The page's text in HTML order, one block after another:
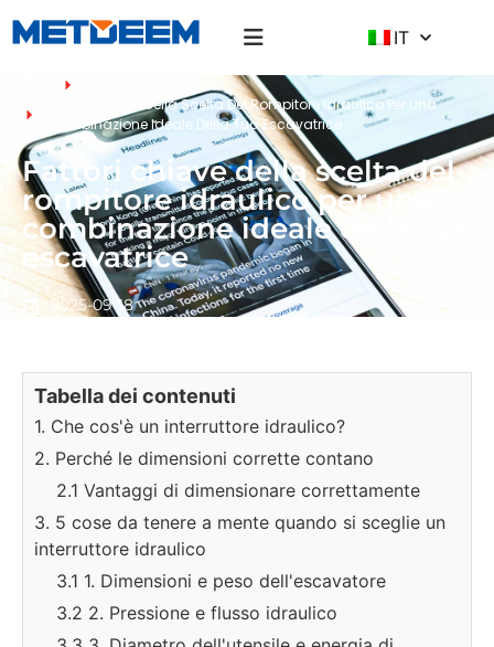
IT
Fattori Chiave Della Scelta Del Rompitore Idraulico Per Una
Combinazione Ideale Della Tua Escavatrice
Fattori chiave della scelta del
rompitore idraulico per una
combinazione ideale della tua
escavatrice
2025-09-18
Tabella dei contenuti
1. Che cos'è un interruttore idraulico?
2. Perché le dimensioni corrette contano
2.1 Vantaggi di dimensionare correttamente
3. 5 cose da tenere a mente quando si sceglie un
interruttore idraulico
3.1 1. Dimensioni e peso dell'escavatore
3.2 2. Pressione e flusso idraulico